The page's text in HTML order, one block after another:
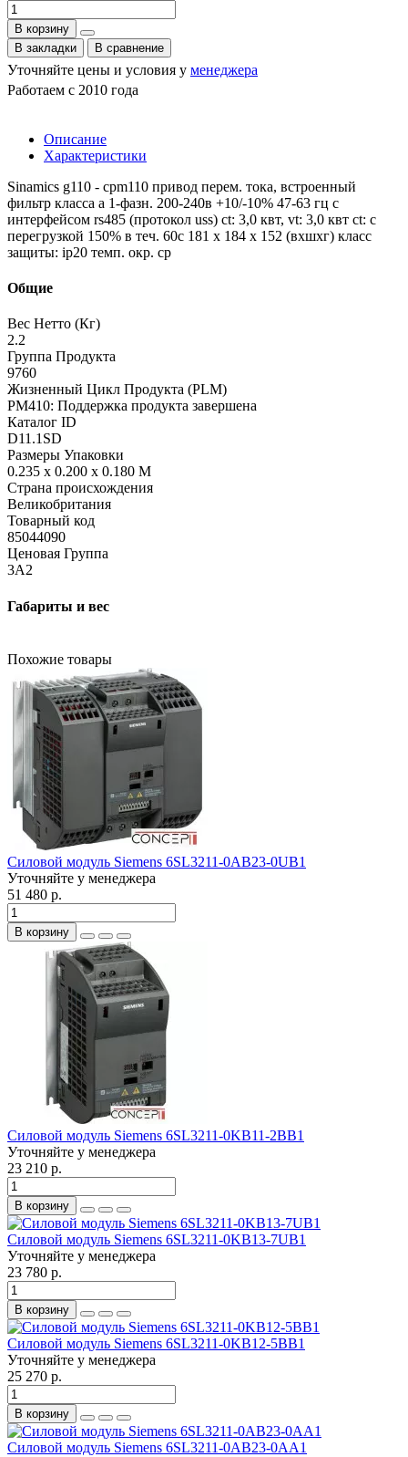
В корзину
В закладки
В сравнение
Уточняйте цены и условия у менеджера
Работаем с 2010 года
Описание
Характеристики
Sinamics g110 - cpm110 привод перем. тока, встроенный
фильтр класса а 1-фазн. 200-240в +10/-10% 47-63 гц с
интерфейсом rs485 (протокол uss) ct: 3,0 квт, vt: 3,0 квт ct: с
перегрузкой 150% в теч. 60с 181 x 184 x 152 (вxшxг) класс
защиты: ip20 темп. окр. ср
Общие
Вес Нетто (Кг)
2.2
Группа Продукта
9760
Жизненный Цикл Продукта (PLM)
PM410: Поддержка продукта завершена
Каталог ID
D11.1SD
Размеры Упаковки
0.235 x 0.200 x 0.180 M
Страна происхождения
Великобритания
Товарный код
85044090
Ценовая Группа
3A2
Габариты и вес
Похожие товары
Силовой модуль Siemens 6SL3211-0AB23-0UB1
Уточняйте у менеджера
51 480 р.
В корзину
Силовой модуль Siemens 6SL3211-0KB11-2BB1
Уточняйте у менеджера
23 210 р.
В корзину
Силовой модуль Siemens 6SL3211-0KB13-7UB1
Уточняйте у менеджера
23 780 р.
В корзину
Силовой модуль Siemens 6SL3211-0KB12-5BB1
Уточняйте у менеджера
25 270 р.
В корзину
Силовой модуль Siemens 6SL3211-0AB23-0AA1